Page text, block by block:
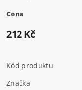
Cena
212 Kč
Kód produktu
Značka